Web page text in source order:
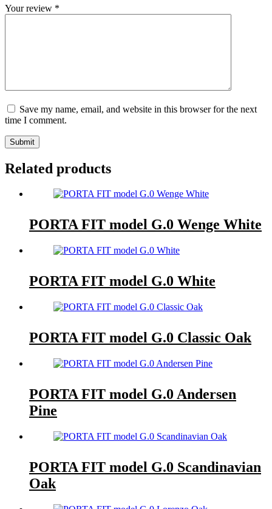
Your review *
Save my name, email, and website in this browser for the next
time I comment.
Submit
Related products
PORTA FIT model G.0 Wenge White
PORTA FIT model G.0 White
PORTA FIT model G.0 Classic Oak
PORTA FIT model G.0 Andersen
Pine
PORTA FIT model G.0 Scandinavian
Oak